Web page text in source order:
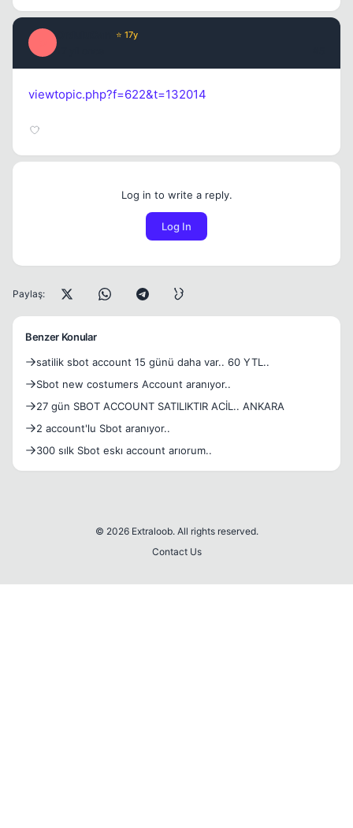
⭐ 17y
viewtopic.php?f=622&t=132014
Log in to write a reply.
Log In
Paylaş:
Benzer Konular
satilik sbot account 15 günü daha var.. 60 YTL..
Sbot new costumers Account aranıyor..
27 gün SBOT ACCOUNT SATILIKTIR ACİL.. ANKARA
2 account'lu Sbot aranıyor..
300 sılk Sbot eskı account arıorum..
© 2026 Extraloob. All rights reserved.
Contact Us